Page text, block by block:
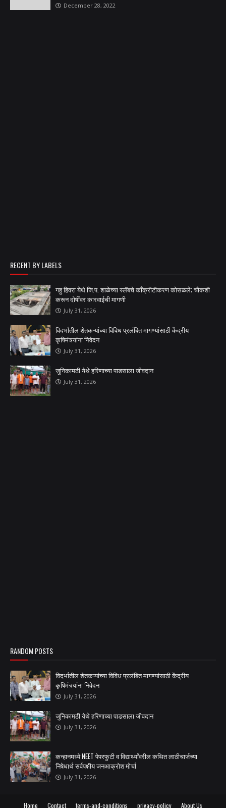
December 28, 2022
RECENT BY LABELS
गहु हिवरा येथे जि.प. शाळेच्या स्लॅबचे काँक्रीटीकरण कोसळले; चौकशी
करून दोषींवर कारवाईची मागणी
July 31, 2026
विदर्भातील शेतकऱ्यांच्या विविध प्रलंबित मागण्यांसाठी केंद्रीय
कृषिमंत्र्यांना निवेदन
July 31, 2026
जुनिकामठी येथे हरिणाच्या पाडसाला जीवदान
July 31, 2026
RANDOM POSTS
विदर्भातील शेतकऱ्यांच्या विविध प्रलंबित मागण्यांसाठी केंद्रीय
कृषिमंत्र्यांना निवेदन
July 31, 2026
जुनिकामठी येथे हरिणाच्या पाडसाला जीवदान
July 31, 2026
कन्हानमध्ये NEET पेपरफुटी व विद्यार्थ्यांवरील कथित लाठीचार्जच्या
निषेधार्थ सर्वपक्षीय जनआक्रोश मोर्चा
July 31, 2026
Home Contact terms-and-conditions privacy-policy About Us